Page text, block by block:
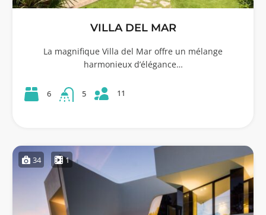
VILLA DEL MAR
La magnifique Villa del Mar offre un mélange
harmonieux d’élégance…
6 5 11
34 1